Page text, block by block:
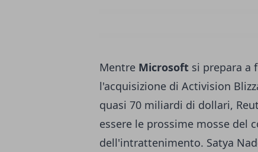
Mentre Microsoft si prepara a
l'acquisizione di Activision
quasi 70 miliardi di dollari,
essere le prossime mosse del
dell'intrattenimento. Satya